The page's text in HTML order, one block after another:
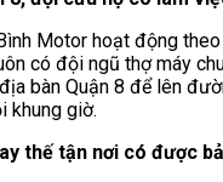
Motor hoạt động
có đội ngũ thợ máy
bàn Quận 8 để lên
khung giờ.
thế tận nơi có được